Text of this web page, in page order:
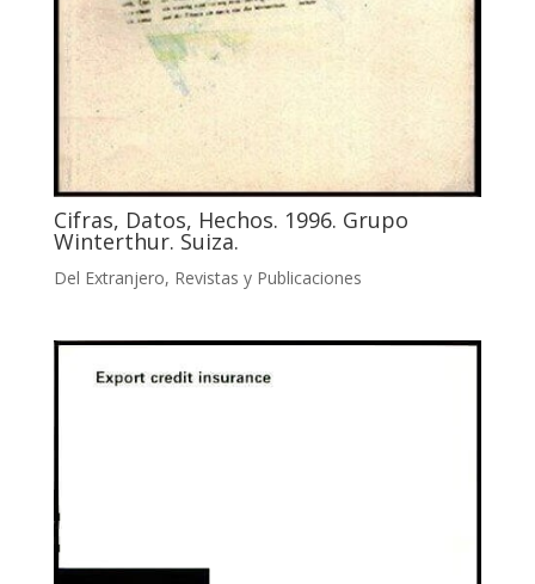
Cifras, Datos, Hechos. 1996. Grupo
Winterthur. Suiza.
Del Extranjero, Revistas y Publicaciones